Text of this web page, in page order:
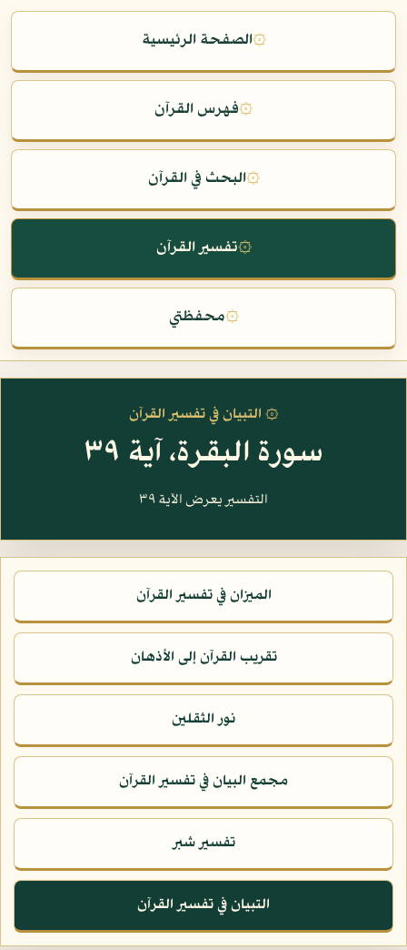
۞الصفحة الرئيسية
۞فهرس القرآن
۞البحث في القرآن
۞تفسير القرآن
۞محفظتي
۞ التبيان في تفسير القرآن
سورة البقرة، آية ٣٩
التفسير يعرض الآية ٣٩
الميزان في تفسير القرآن
تقريب القرآن إلى الأذهان
نور الثقلين
مجمع البيان في تفسير القرآن
تفسير شبر
التبيان في تفسير القرآن